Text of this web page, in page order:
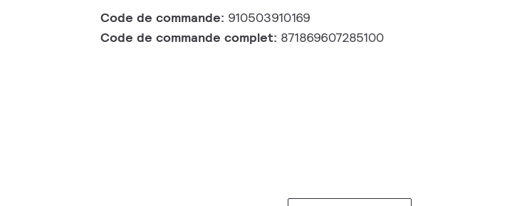
Code de commande: 910503910169
Code de commande complet: 871869607285100